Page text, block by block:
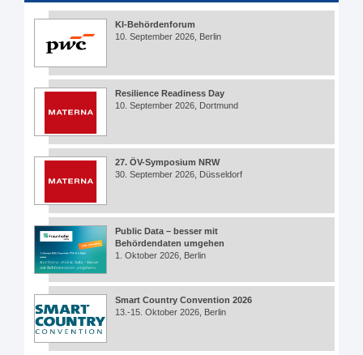
KI-Behördenforum
10. September 2026, Berlin
Resilience Readiness Day
10. September 2026, Dortmund
27. ÖV-Symposium NRW
30. September 2026, Düsseldorf
Public Data – besser mit
Behördendaten umgehen
1. Oktober 2026, Berlin
Smart Country Convention 2026
13.-15. Oktober 2026, Berlin